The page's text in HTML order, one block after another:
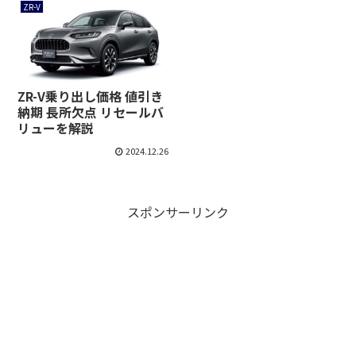
ZR-V
ZR-V乗り出し価格 値引き
納期 長所欠点 リセールバ
リューを解説
2024.12.26
スポンサーリンク